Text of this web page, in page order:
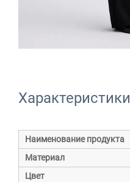
Характеристики
Наименование продукта
Материал
Цвет